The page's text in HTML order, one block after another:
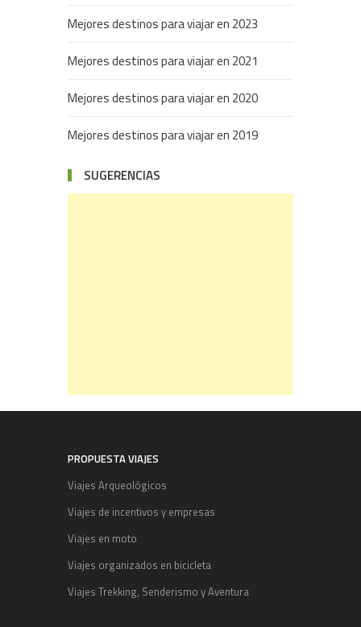
Mejores destinos para viajar en 2023
Mejores destinos para viajar en 2021
Mejores destinos para viajar en 2020
Mejores destinos para viajar en 2019
SUGERENCIAS
PROPUESTA VIAJES
Viajes Arqueológicos
Viajes de incentivos y empresas
Viajes en moto
Viajes organizados en bicicleta
Viajes Trekking, Senderismo y Aventura